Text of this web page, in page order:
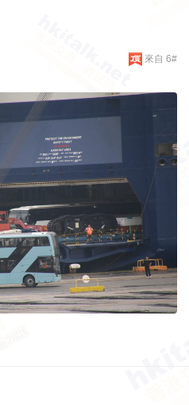
來自 6#